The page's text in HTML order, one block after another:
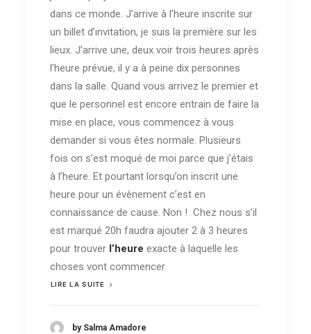
dans ce monde. J’arrive à l’heure inscrite sur
un billet d’invitation, je suis la première sur les
lieux. J’arrive une, deux voir trois heures après
l’heure prévue, il y a à peine dix personnes
dans la salle. Quand vous arrivez le premier et
que le personnel est encore entrain de faire la
mise en place, vous commencez à vous
demander si vous êtes normale. Plusieurs
fois on s’est moqué de moi parce que j’étais
à l’heure. Et pourtant lorsqu’on inscrit une
heure pour un évènement c’est en
connaissance de cause. Non ! Chez nous s’il
est marqué 20h faudra ajouter 2 à 3 heures
pour trouver l’heure exacte à laquelle les
choses vont commencer.
LIRE LA SUITE
by Salma Amadore